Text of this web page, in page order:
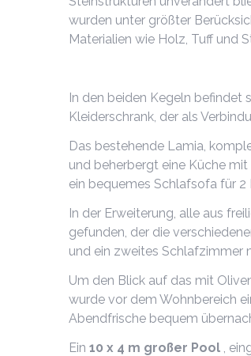
wurden unter größter
Materialien wie Holz, Tuff und
In den beiden Kegeln
Kleiderschrank, der als
Das bestehende Lamia,
und beherbergt eine Küche
ein bequemes Schlafsofa für 2
In der Erweiterung, alle aus
gefunden, der die
und ein zweites Schlafzimmer
Um den Blick auf das mit
wurde vor dem Wohnbereich
Abendfrische bequem
Ein 10 x 4 m großer Pool ,